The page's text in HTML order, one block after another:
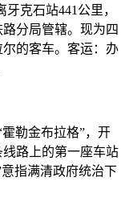
克石站441公里，
分局管辖。现为四
的客车。客运：办
勒金布拉格”，开
路上的第一座车站
指满清政府统治下